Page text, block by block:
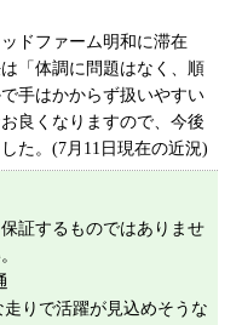
ドファーム明和に滞在
「体調に問題はなく、順
手はかからず扱いやすい
良くなりますので、今後
た。(7月11日現在の近況)
証するものではありませ
りで活躍が見込めそうな
お問い合わせ
シー